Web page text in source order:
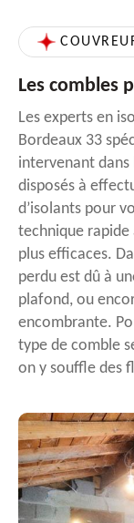
Les combles
Les experts en
Bordeaux 33
intervenant dans
disposés à
d’isolants pour
technique rapide
plus efficaces.
perdu est dû à
plafond, ou
encombrante.
type de comble
on y souffle des